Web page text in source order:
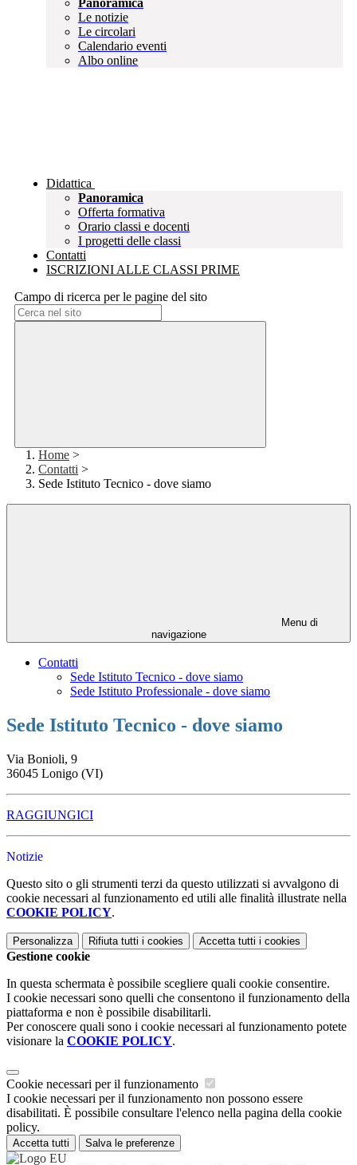
Panoramica
Le notizie
Le circolari
Calendario eventi
Albo online
Didattica
Panoramica
Offerta formativa
Orario classi e docenti
I progetti delle classi
Contatti
ISCRIZIONI ALLE CLASSI PRIME
Campo di ricerca per le pagine del sito
Home >
Contatti >
Sede Istituto Tecnico - dove siamo
Menu di
navigazione
Contatti
Sede Istituto Tecnico - dove siamo
Sede Istituto Professionale - dove siamo
Sede Istituto Tecnico - dove siamo
Via Bonioli, 9
36045 Lonigo (VI)
RAGGIUNGICI
Notizie
Questo sito o gli strumenti terzi da questo utilizzati si avvalgono di
cookie necessari al funzionamento ed utili alle finalità illustrate nella
COOKIE POLICY.
Personalizza Rifiuta tutti i cookies Accetta tutti i cookies
Gestione cookie
In questa schermata è possibile scegliere quali cookie consentire.
I cookie necessari sono quelli che consentono il funzionamento della
piattaforma e non è possibile disabilitarli.
Per conoscere quali sono i cookie necessari al funzionamento potete
visionare la COOKIE POLICY.
Cookie necessari per il funzionamento
I cookie necessari per il funzionamento non possono essere
disabilitati. È possibile consultare l'elenco nella pagina della cookie
policy.
Accetta tutti Salva le preferenze